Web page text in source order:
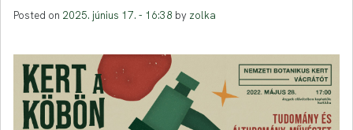
Posted on 2025. június 17. - 16:38 by zolka